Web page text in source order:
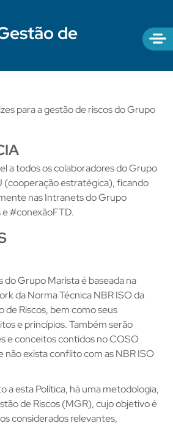
de
para a gestão de riscos do Grupo
a todos os colaboradores do Grupo
(cooperação estratégica), ficando
nas Intranets do Grupo
e #conexãoFTD.
do Grupo Marista é baseada na
da Norma Técnica NBR ISO da
Riscos, bem como seus
e princípios. Também serão
e conceitos contidos no COSO
não exista conflito com as NBR ISO
a esta Política, há uma metodologia,
de Riscos (MGR), cujo objetivo é
considerados relevantes,